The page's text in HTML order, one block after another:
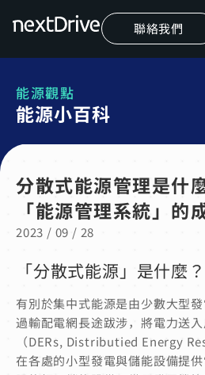
聯絡我們
能源觀點
能源小百科
分散式能源管理是什
「能源管理系統」的
2023 / 09 / 28
「分散式能源」是什麼？
有別於集中式能源是由少數大型
過輸配電網長途跋涉，將電力送
（DERs, Distributied Energy
在各處的小型發電與儲能設備提